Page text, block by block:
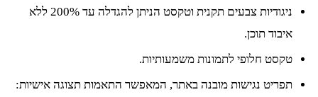
ניגודיות צבעים תקנית וטקסט הניתן להגדלה עד 200% ללא
איבוד תוכן.
טקסט חלופי לתמונות משמעותיות.
תפריט נגישות מובנה באתר, המאפשר התאמות תצוגה אישיות: